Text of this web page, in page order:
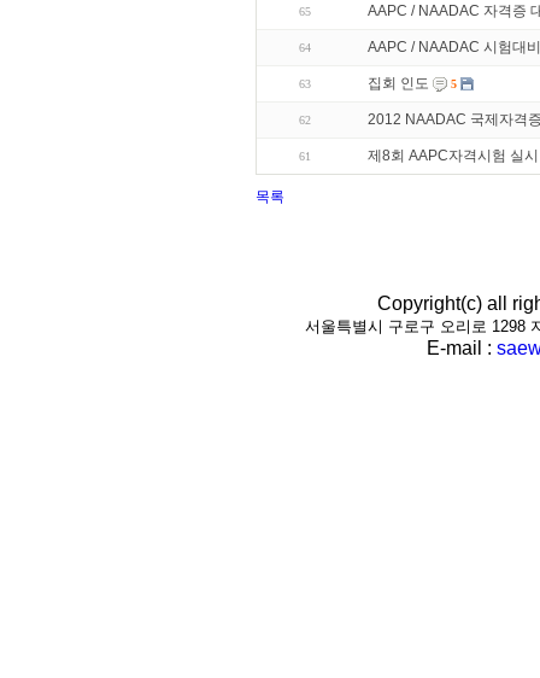
65 AAPC / NAADAC 자격증
64 AAPC / NAADAC 시험대
63 집회 인도 5
62 2012 NAADAC 국제자격
61 제8회 AAPC자격시험 실시
목록
Copyright(c) all
서울특별시 구로구 오리로 1298
E-mail :